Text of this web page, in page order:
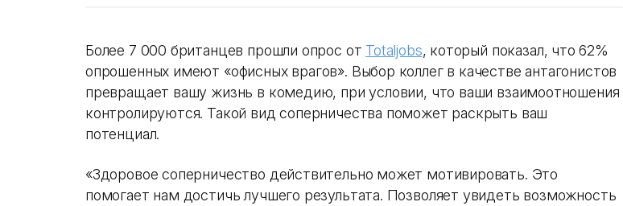
Более 7 000 британцев прошли опрос от Totaljobs, который показал, что 62%
опрошенных имеют «офисных врагов». Выбор коллег в качестве антагонистов
превращает вашу жизнь в комедию, при условии, что ваши взаимоотношения
контролируются. Такой вид соперничества поможет раскрыть ваш
потенциал.
«Здоровое соперничество действительно может мотивировать. Это
помогает нам достичь лучшего результата. Позволяет увидеть возможность